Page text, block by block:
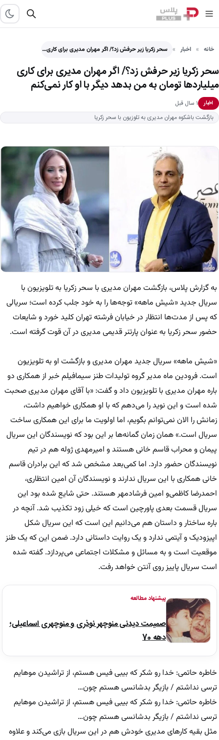
خانه اخبار سحر زکریا زیر حرفش زد؟/ اگر مهران مدیری برای کاری…
سحر زکریا زیر حرفش زد؟/ اگر مهران مدیری برای کاری
میلیاردها تومان به من بدهد دیگر با او کار نمی‌کنم
اخبار
۱ سال قبل
بازگشت باشکوه مهران مدیری به تلوزیون با سحر زکریا
به گزارش پلاس، بازگشت مهران مدیری با سحر زکریا به تلویزیون با
سریال جدید «شیش ماهه» توجه‌ها را به خود جلب کرده است؛ سریالی
که پس از مدت‌ها انتظار در خیابان فرشته تهران کلید خورد و شایعات
حضور سحر زکریا به عنوان پارتنر قدیمی مدیری در آن قوت گرفته است.
«شیش ماهه» سریال جدید مهران مدیری و بازگشت او به تلویزیون
است. فرودین ماه مدیر گروه تولیدات طنز سیمافیلم خبر از همکاری دو
باره مهران مدیری با تلویزیون داد و گفت:‌ «با آقای مهران مدیری صحبت
شده است و این نوید را می‌دهم که با او همکاری خواهیم داشت،
زمانش را الان نمی‌توانم بگویم، اما اولویت ما برای این همکاری ساخت
سریال است.» همان زمان گمانه‌ها بر این بود که نویسندگان این سریال
پیمان و محراب قاسم خانی هستند و امیرمهدی ژوله هم در تیم
نویسندگان حضور دارد. اما کمی‌بعد مشخص شد که این برادران قاسم
خانی همکاری با این سریال ندارند و نویسندگان آن امین انتظاری،
احمدرضا کاظمی‌و امین فرشادمهر هستند. حتی شایع شده بود این
سریال قسمت بعدی پاورچین است که خیلی زود تکذیب شد. آنچه در
باره ساختار و داستان هم می‌دانیم این است که این سریال شکل
اپیزودیک و آیتمی ‌ندارد و یک روایت داستانی دارد. ضمن این که یک طنز
موقعیت است و به مسائل و مشکلات اجتماعی می‌پردازد. گفته شده
است سریال پاییز روی آنتن خواهد رفت.
پیشنهاد مطالعه
صمیمت دیدنی منوچهر نوذری و منوچهری اسماعیلی؛
دهه 70
خاطره حاتمی: خدا رو شکر که بیبی فیس هستم، از تراشیدن موهایم
ترسی نداشتم / بازیگر بدشانسی هستم چون…
خاطره حاتمی: خدا رو شکر که بیبی فیس هستم، از تراشیدن موهایم
ترسی نداشتم / بازیگر بدشانسی هستم چون…
مثل بقیه کارهای مدیری خودش هم در این سریال بازی می‌کند و علاوه